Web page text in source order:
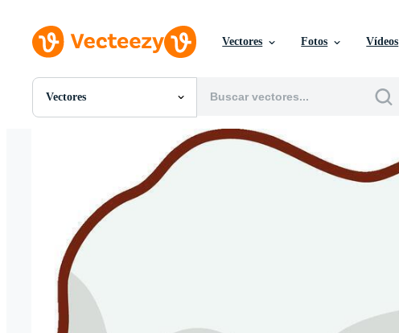
Vectores Fotos Vídeos
Vectores
Todas Imágenes
Plantillas
Vectores
Videos
Gráficos en Movimiento
Imágenes Editoriales
Eventos Editoriales